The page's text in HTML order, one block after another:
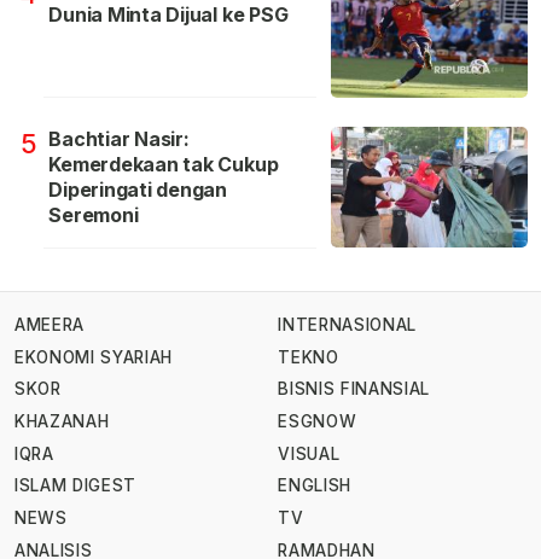
Dunia Minta Dijual ke PSG
5 Bachtiar Nasir:
Kemerdekaan tak Cukup
Diperingati dengan
Seremoni
AMEERA
EKONOMI SYARIAH
SKOR
KHAZANAH
IQRA
ISLAM DIGEST
NEWS
ANALISIS
INTERNASIONAL
TEKNO
BISNIS FINANSIAL
ESGNOW
VISUAL
ENGLISH
TV
RAMADHAN